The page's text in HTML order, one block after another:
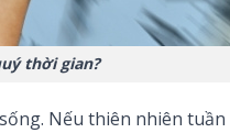
thời gian?
Nếu thiên nhiên